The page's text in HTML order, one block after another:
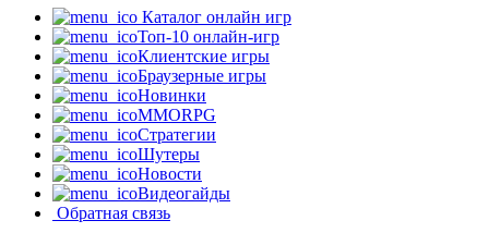
Каталог онлайн игр
Топ-10 онлайн-игр
Клиентские игры
Браузерные игры
Новинки
MMORPG
Стратегии
Шутеры
Новости
Видеогайды
Обратная связь